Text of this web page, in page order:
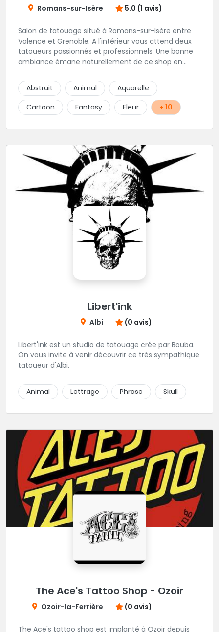
Romans-sur-Isère 5.0 (1 avis)
Salon de tatouage situé à Romans-sur-Isère entre
Valence et Grenoble. A l'intérieur vous attend deux
tatoueurs passionnés et professionnels. Une bonne
ambiance émane naturellement de ce shop en
Abstrait
Animal
Aquarelle
Cartoon
Fantasy Fleur + 10
Libert'ink
Albi (0 avis)
Libert'ink est un studio de tatouage crée par Bouba.
On vous invite à venir découvrir ce trés sympathique
tatoueur d'Albi.
Animal Lettrage Phrase Skull
The Ace's Tattoo Shop - Ozoir
Ozoir-la-Ferrière (0 avis)
The Ace's tattoo shop est implanté à Ozoir depuis